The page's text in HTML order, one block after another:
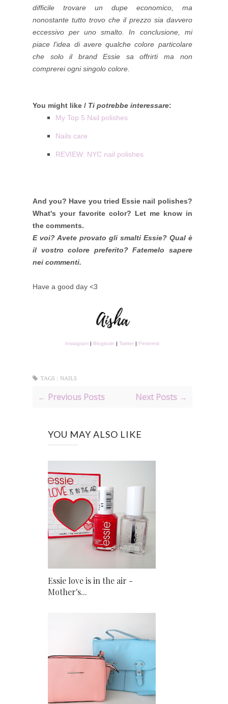
difficile trovare un dupe economico, ma
nonostante tutto trovo che il prezzo sia davvero
eccessivo per uno smalto.In conclusione, mi
piace l'idea di avere qualche colore particolare
che solo il brand Essie sa offrirti ma non
comprerei ogni singolo colore.
You might like / Ti potrebbe interessare:
My Top 5 Nail polishes
Nails care
REVIEW: NYC nail polishes
And you? Have you tried Essie nail polishes?
What's your favorite color? Let me know in
the comments.
E voi? Avete provato gli smalti Essie? Qual è
il vostro colore preferito? Fatemelo sapere
nei commenti.
Have a good day <3
Instagram | Bloglovin |Twitter | Pinterest
TAGS : NAILS
← Previous Posts Next Posts →
YOU MAY ALSO LIKE
Essie love is in the air -
Mother's...